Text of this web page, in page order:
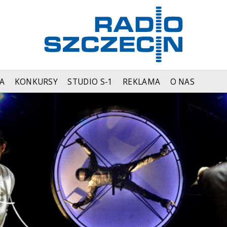
KONKURSY STUDIO S-1 REKLAMA O NAS